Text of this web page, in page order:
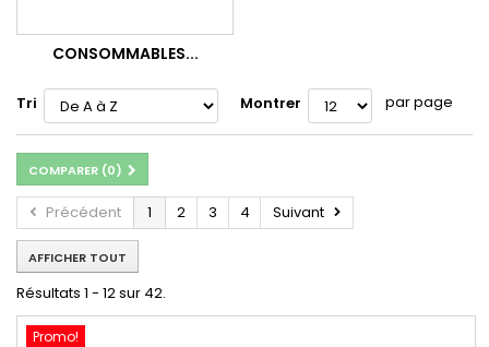
CONSOMMABLES...
Tri Montrer par page
COMPARER (0)
Précédent 1 2 3 4 Suivant
AFFICHER TOUT
Résultats 1 - 12 sur 42.
Promo!